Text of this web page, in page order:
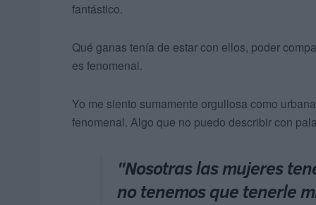
fantástico.
Qué ganas tenía de estar con ellos, poder
es fenomenal.
Yo me siento sumamente orgullosa como
fenomenal. Algo que no puedo describir con
"Nosotras las mujeres
no tenemos que tenerle